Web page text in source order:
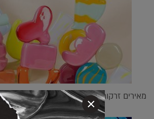
מאירים זרקור: 5 אמני זכוכית שכדאי לכם להכיר | ×